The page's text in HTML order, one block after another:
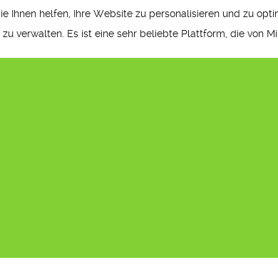
Ihnen helfen, Ihre Website zu personalisieren und zu
verwalten. Es ist eine sehr beliebte Plattform, die von